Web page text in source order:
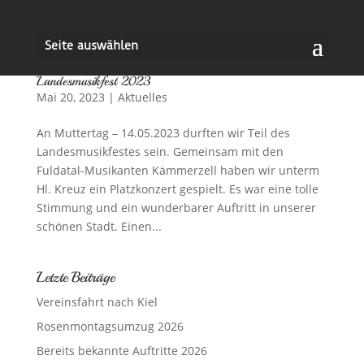
Seite auswählen
Landesmusikfest 2023
Mai 20, 2023 | Aktuelles
An Muttertag – 14.05.2023 durften wir Teil des
Landesmusikfestes sein. Gemeinsam mit den
Fuldatal-Musikanten Kämmerzell haben wir unterm
Hl. Kreuz ein Platzkonzert gespielt. Es war eine tolle
Stimmung und ein wunderbarer Auftritt in unserer
schönen Stadt. Einen...
Letzte Beiträge
Vereinsfahrt nach Kiel
Rosenmontagsumzug 2026
Bereits bekannte Auftritte 2026